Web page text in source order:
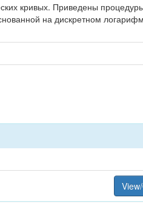
кривых. Приведены
на дискретном